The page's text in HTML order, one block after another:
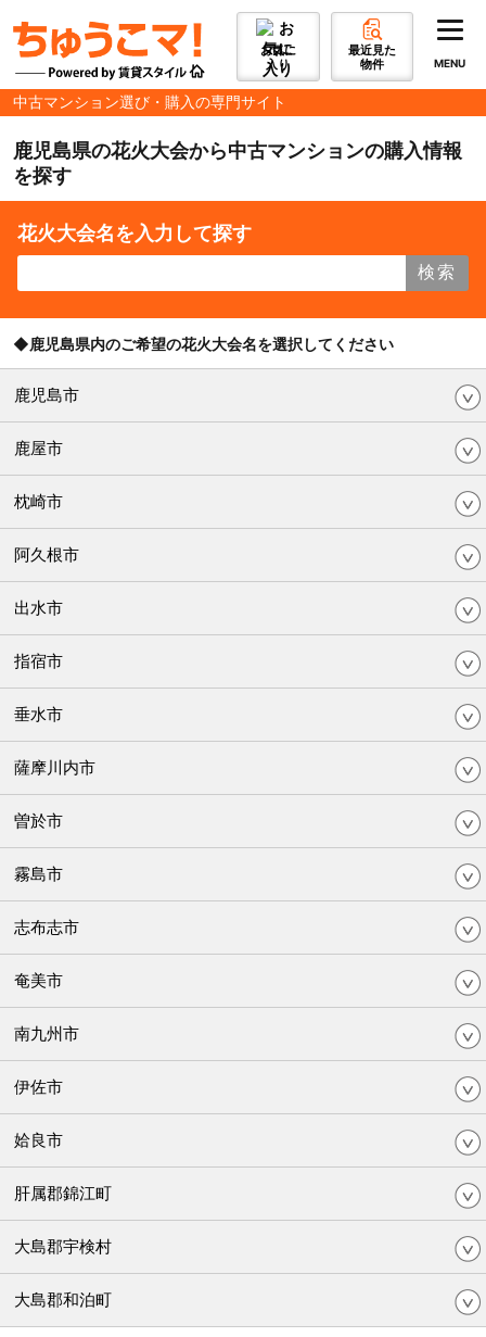
お気に
入り
最近見た
物件
MENU
中古マンション選び・購入の専門サイト
鹿児島県の花火大会から中古マンションの購入情報
を探す
花火大会名を入力して探す
検索
◆鹿児島県内のご希望の花火大会名を選択してください
鹿児島市
鹿屋市
枕崎市
阿久根市
出水市
指宿市
垂水市
薩摩川内市
曽於市
霧島市
志布志市
奄美市
南九州市
伊佐市
姶良市
肝属郡錦江町
大島郡宇検村
大島郡和泊町